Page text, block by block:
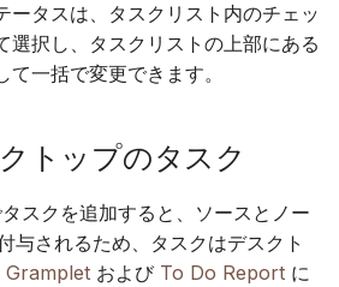
ータスは、タスクリスト内のチェッ
選択し、タスクリストの上部にある
一括で変更できます。
トップのタスク
スクを追加すると、ソースとノー
与されるため、タスクはデスクト
および To Do Report に